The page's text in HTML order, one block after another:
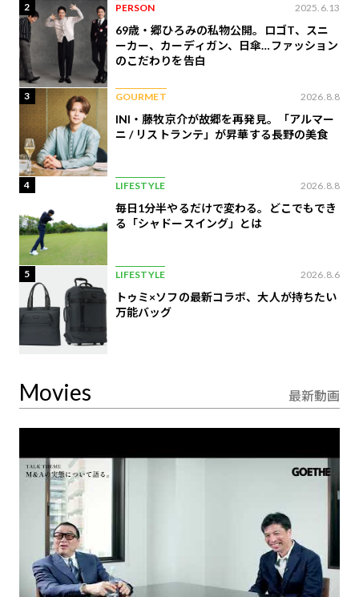
2 PERSON 2025.6.13
69歳・郷ひろみの私物公開。ロゴT、スニ
ーカー、カーディガン、日傘…ファッション
のこだわりを告白
3 GOURMET 2026.8.8
INI・藤牧京介が故郷を再発見。「アルマー
ニ / リストランテ」が昇華する長野の美食
4 LIFESTYLE 2026.8.8
毎日1分半やるだけで変わる。どこでもでき
る「シャドースイング」とは
5 LIFESTYLE 2026.8.6
トゥミ×ソフの最新コラボ、大人が持ちたい
万能バッグ
Movies 最新動画